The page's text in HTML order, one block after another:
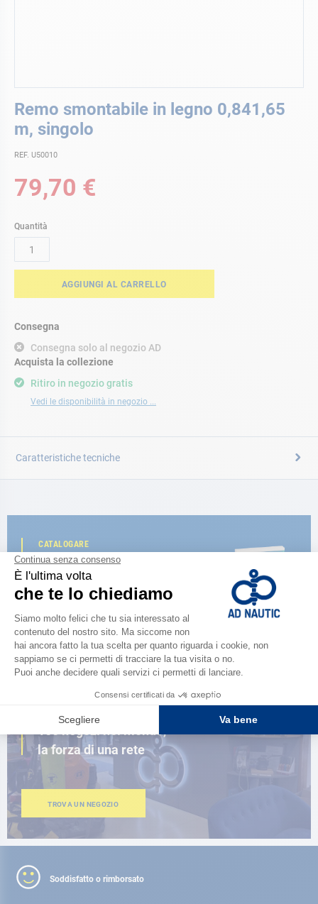
Remo smontabile in legno 0,841,65
m, singolo
REF. U50010
79,70 €
Quantità
AGGIUNGI AL CARRELLO
Consegna
Consegna solo al negozio AD
Ritiro in negozio gratis
Vedi le disponibilità in negozio ...
Acquista la collezione
all'inizio
galleria
di
Caratteristiche tecniche
CATALOGARE
Scopri la
nuova guida AD 2026
la forza di una rete
TROVA UN NEGOZIO
Soddisfatto o rimborsato